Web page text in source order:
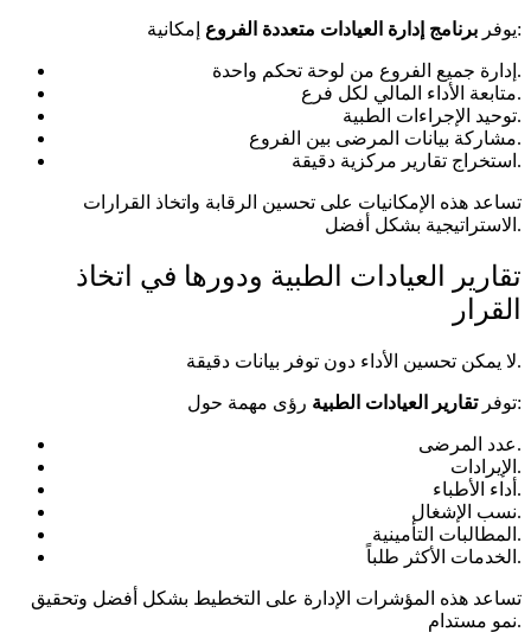
يوفر برنامج إدارة العيادات متعددة الفروع إمكانية:
إدارة جميع الفروع من لوحة تحكم واحدة.
متابعة الأداء المالي لكل فرع.
توحيد الإجراءات الطبية.
مشاركة بيانات المرضى بين الفروع.
استخراج تقارير مركزية دقيقة.
تساعد هذه الإمكانيات على تحسين الرقابة واتخاذ القرارات
الاستراتيجية بشكل أفضل.
تقارير العيادات الطبية ودورها في اتخاذ
القرار
لا يمكن تحسين الأداء دون توفر بيانات دقيقة.
توفرتقارير العيادات الطبية رؤى مهمة حول:
عدد المرضى.
الإيرادات.
أداء الأطباء.
نسب الإشغال.
المطالبات التأمينية.
الخدمات الأكثر طلباً.
تساعد هذه المؤشرات الإدارة على التخطيط بشكل أفضل وتحقيق
نمو مستدام.